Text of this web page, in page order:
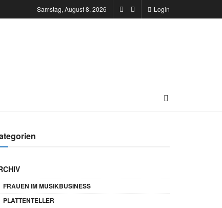
Samstag, August 8, 2026 Login
FRAUEN IM MUSIKBUSINESS
PLATTENTELLER